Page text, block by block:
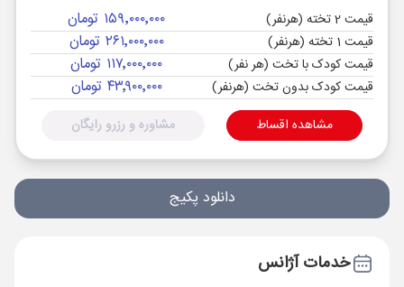
قیمت 2 تخته (هرنفر) ۱۵۹٬۰۰۰٬۰۰۰ تومان
قیمت 1 تخته (هرنفر) ۲۶۱٬۰۰۰٬۰۰۰ تومان
قیمت کودک با تخت (هر نفر) ۱۱۷٬۰۰۰٬۰۰۰ تومان
قیمت کودک بدون تخت (هرنفر) ۴۳٬۹۰۰٬۰۰۰ تومان
مشاهده اقساط مشاوره و رزرو رایگان
دانلود پکیج
خدمات آژانس